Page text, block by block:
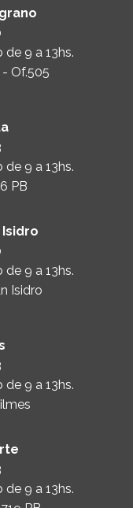
de 9 a 13hs.
Of.505
de 9 a 13hs.
PB
Isidro
de 9 a 13hs.
Isidro
de 9 a 13hs.
de 9 a 13hs.